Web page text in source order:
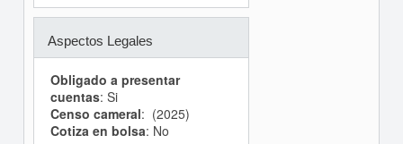
Aspectos Legales
Obligado a presentar
cuentas: Si
Censo cameral: (2025)
Cotiza en bolsa: No